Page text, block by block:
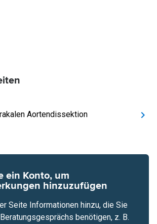
Aortendissektion
ein Konto, um
hinzuzufügen
Seite Informationen hinzu, die Sie
benötigen, z. B.